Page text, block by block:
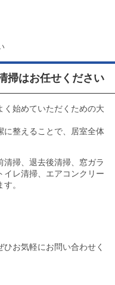
掃はお任せください
く始めていただくための大
に整えることで、居室全体
掃、退去後清掃、窓ガラ
イレ清掃、エアコンクリー
。
お気軽にお問い合わせく